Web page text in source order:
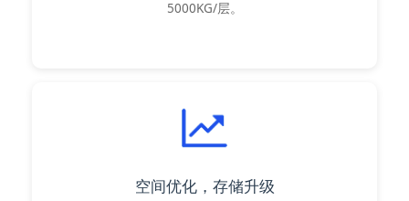
5000KG/层。
空间优化，存储升级